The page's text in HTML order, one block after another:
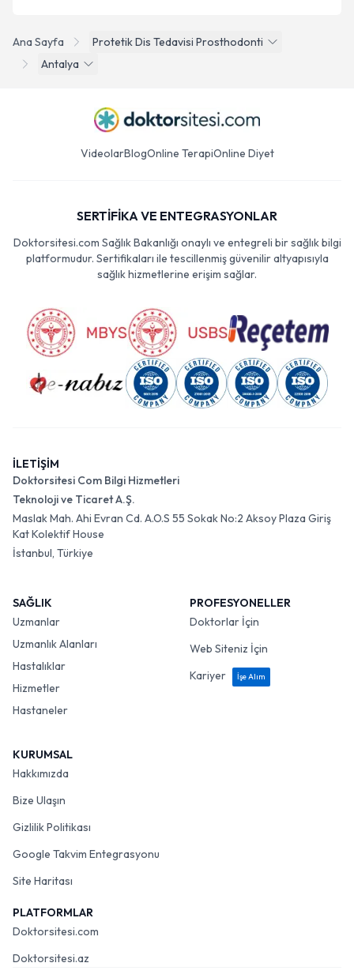
Ana Sayfa
Protetik Dis Tedavisi Prosthodonti
Antalya
VideolarBlogOnline TerapiOnline Diyet
SERTİFİKA VE ENTEGRASYONLAR
Doktorsitesi.com Sağlık Bakanlığı onaylı ve entegreli bir sağlık bilgi
platformudur. Sertifikaları ile tescillenmiş güvenilir altyapısıyla
sağlık hizmetlerine erişim sağlar.
İLETİŞİM
Doktorsitesi Com Bilgi Hizmetleri
Teknoloji ve Ticaret A.Ş.
Maslak Mah. Ahi Evran Cd. A.O.S 55 Sokak No:2 Aksoy Plaza Giriş
Kat Kolektif House
İstanbul, Türkiye
SAĞLIK
Uzmanlar
Uzmanlık Alanları
Hastalıklar
Hizmetler
Hastaneler
PROFESYONELLER
Doktorlar İçin
Web Siteniz İçin
Kariyer
İşe Alım
KURUMSAL
Hakkımızda
Bize Ulaşın
Gizlilik Politikası
Google Takvim Entegrasyonu
Site Haritası
PLATFORMLAR
Doktorsitesi.com
Doktorsitesi.az